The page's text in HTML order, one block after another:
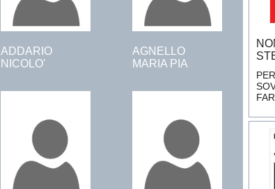
ADDARIO
NICOLO'
AGNELLO
MARIA PIA